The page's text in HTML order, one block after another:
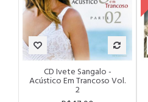
CD Ivete Sangalo -
Acústico Em Trancoso Vol.
2